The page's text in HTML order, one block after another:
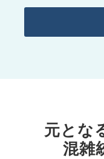
元とな
混雑